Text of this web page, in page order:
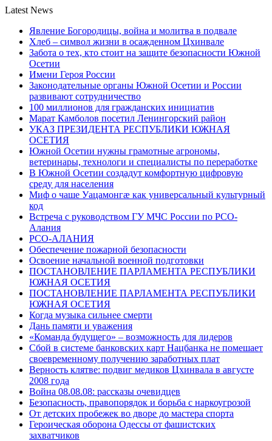
Latest News
Явление Богородицы, война и молитва в подвале
Хлеб – символ жизни в осажденном Цхинвале
Забота о тех, кто стоит на защите безопасности Южной
Осетии
Имени Героя России
Законодательные органы Южной Осетии и России
развивают сотрудничество
100 миллионов для гражданских инициатив
Марат Камболов посетил Ленингорский район
УКАЗ ПРЕЗИДЕНТА РЕСПУБЛИКИ ЮЖНАЯ
ОСЕТИЯ
Южной Осетии нужны грамотные агрономы,
ветеринары, технологи и специалисты по переработке
В Южной Осетии создадут комфортную цифровую
среду для населения
Миф о чаше Уацамонгæ как универсальный культурный
код
Встреча с руководством ГУ МЧС России по РСО-
Алания
РСО-АЛАНИЯ
Обеспечение пожарной безопасности
Освоение начальной военной подготовки
ПОСТАНОВЛЕНИЕ ПАРЛАМЕНТА РЕСПУБЛИКИ
ЮЖНАЯ ОСЕТИЯ
ПОСТАНОВЛЕНИЕ ПАРЛАМЕНТА РЕСПУБЛИКИ
ЮЖНАЯ ОСЕТИЯ
Когда музыка сильнее смерти
Дань памяти и уважения
«Команда будущего» – возможность для лидеров
Сбой в системе банковских карт Нацбанка не помешает
своевременному получению заработных плат
Верность клятве: подвиг медиков Цхинвала в августе
2008 года
Война 08.08.08: рассказы очевидцев
Безопасность, правопорядок и борьба с наркоугрозой
От детских пробежек во дворе до мастера спорта
Героическая оборона Одессы от фашистских
захватчиков